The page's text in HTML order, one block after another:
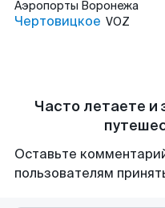
Аэропорты Воронежа
Чертовицкое VOZ
Часто летаете и
Оставьте
пользователям